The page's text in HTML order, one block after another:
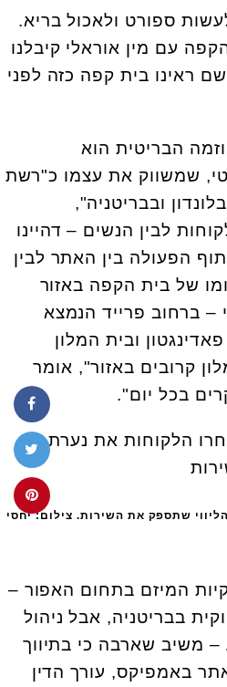
ספורט ולאכול בריא.
עם מין אוראלי קיבלנו
ראינו בית קפה כזה לפני
הבריטית הוא
שמשווק את עצמו כ"רשת
ובבריטניה",
לבין הנשים – דהיינו
הפעולה בין האתר לבין
של בית הקפה באזור
– ברחוב פרייד הנמצא
ובית המלון
קרובים באזור", אומר
בכל יום".
שתספק את השירות. צילום: יחסי
המיזם בתחום האפור –
בבריטניה, אבל ניהול
משיב שארבה כי בתיווך
באמפיקס, עורך הדין